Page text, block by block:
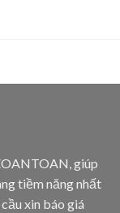
giúp
tiềm năng nhất
xin báo giá